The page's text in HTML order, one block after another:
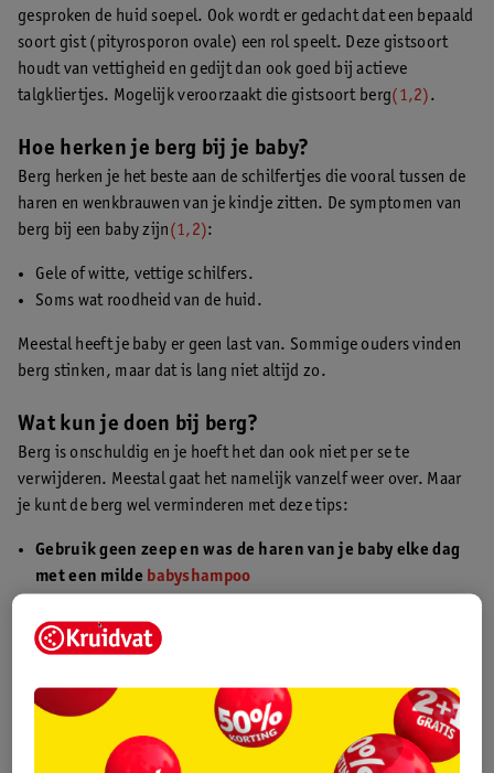
gesproken de huid soepel. Ook wordt er gedacht dat een bepaald
soort gist (pityrosporon ovale) een rol speelt. Deze gistsoort
houdt van vettigheid en gedijt dan ook goed bij actieve
talgkliertjes. Mogelijk veroorzaakt die gistsoort berg(1,2).
Hoe herken je berg bij je baby?
Berg herken je het beste aan de schilfertjes die vooral tussen de
haren en wenkbrauwen van je kindje zitten. De symptomen van
berg bij een baby zijn(1,2):
Gele of witte, vettige schilfers.
Soms wat roodheid van de huid.
Meestal heeft je baby er geen last van. Sommige ouders vinden
berg stinken, maar dat is lang niet altijd zo.
Wat kun je doen bij berg?
Berg is onschuldig en je hoeft het dan ook niet per se te
verwijderen. Meestal gaat het namelijk vanzelf weer over. Maar
je kunt de berg wel verminderen met deze tips:
Gebruik geen zeep en was de haren van je baby elke dag
met een milde babyshampoo
Als je baby berg heeft, is het beter om geen zeep te gebruiken als
je hem of haar in bad doet. Zeep kan de huid irriteren en de berg
van je baby te wassen. Kam de haartjes na het wassen
voorzichtig om zo de schilfers te verwijderen.